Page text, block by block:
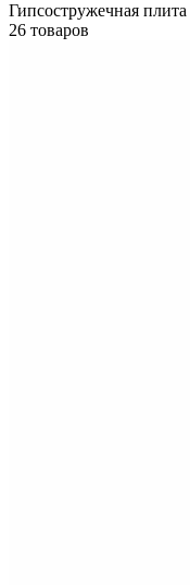
Гипсостружечная плита
26 товаров